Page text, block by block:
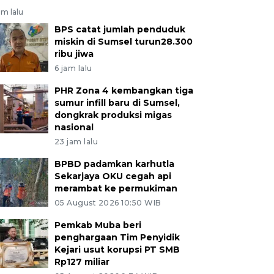
lalu
BPS catat jumlah penduduk
miskin di Sumsel turun28.300
ribu jiwa
6 jam lalu
PHR Zona 4 kembangkan tiga
sumur infill baru di Sumsel,
dongkrak produksi migas
nasional
23 jam lalu
BPBD padamkan karhutla
Sekarjaya OKU cegah api
merambat ke permukiman
05 August 2026 10:50 WIB
Pemkab Muba beri
penghargaan Tim Penyidik
Kejari usut korupsi PT SMB
Rp127 miliar